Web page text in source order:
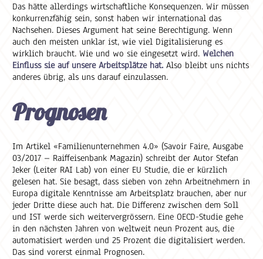
Das hätte allerdings wirtschaftliche Konsequenzen. Wir müssen
konkurrenzfähig sein, sonst haben wir international das
Nachsehen. Dieses Argument hat seine Berechtigung. Wenn
auch den meisten unklar ist, wie viel Digitalisierung es
wirklich braucht. Wie und wo sie eingesetzt wird. Welchen
Einfluss sie auf unsere Arbeitsplätze hat. Also bleibt uns nichts
anderes übrig, als uns darauf einzulassen.
Prognosen
Im Artikel «Familienunternehmen 4.0» (Savoir Faire, Ausgabe
03/2017 – Raiffeisenbank Magazin) schreibt der Autor Stefan
Jeker (Leiter RAI Lab) von einer EU Studie, die er kürzlich
gelesen hat. Sie besagt, dass sieben von zehn Arbeitnehmern in
Europa digitale Kenntnisse am Arbeitsplatz brauchen, aber nur
jeder Dritte diese auch hat. Die Differenz zwischen dem Soll
und IST werde sich weitervergrössern. Eine OECD-Studie gehe
in den nächsten Jahren von weltweit neun Prozent aus, die
automatisiert werden und 25 Prozent die digitalisiert werden.
Das sind vorerst einmal Prognosen.